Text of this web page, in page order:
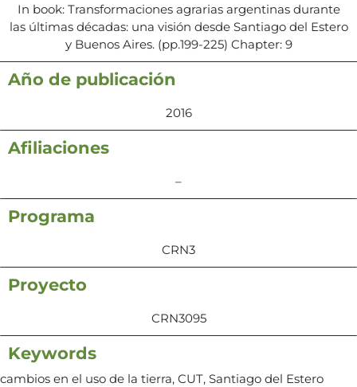
In book: Transformaciones agrarias argentinas durante
las últimas décadas: una visión desde Santiago del Estero
y Buenos Aires. (pp.199-225) Chapter: 9
Año de publicación
2016
Afiliaciones
–
Programa
CRN3
Proyecto
CRN3095
Keywords
cambios en el uso de la tierra, CUT, Santiago del Estero